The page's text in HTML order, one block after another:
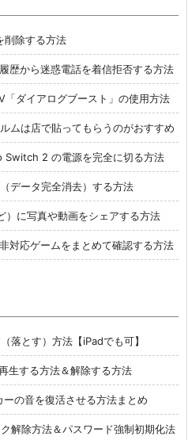
削除する方法
歴から迷惑電話を着信拒否する方法
ダイアログブースト」の使用方法
は店で貼ってもらうのがおすすめ
Switch 2 の電源を完全に切る方法
データ完全消去）する方法
に写真や動画をシェアする方法
対応ゲームをまとめて確認する方法
落とす）方法【iPadでも可】
生する方法＆解除する方法
の音を復活させる方法まとめ
解除方法＆パスワード強制初期化法